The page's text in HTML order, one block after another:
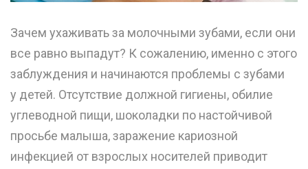
Зачем ухаживать за молочными зубами, если они
все равно выпадут? К сожалению, именно с этого
заблуждения и начинаются проблемы с зубами
у детей. Отсутствие должной гигиены, обилие
углеводной пищи, шоколадки по настойчивой
просьбе малыша, заражение кариозной
инфекцией от взрослых носителей приводит